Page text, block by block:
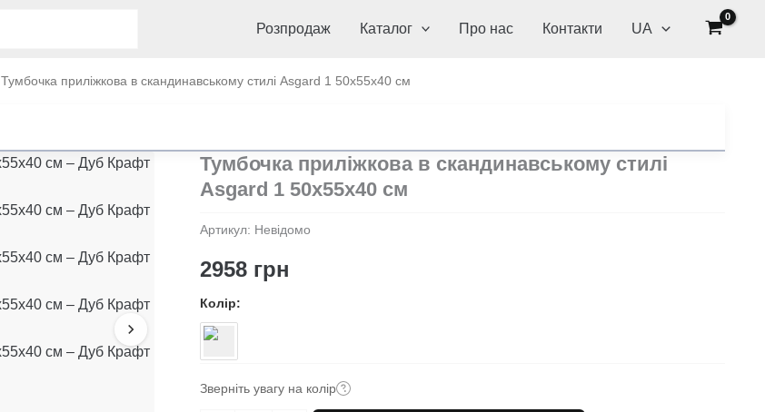
Розпродаж Каталог Про нас Контакти UA
Тумбочка приліжкова в скандинавському стилі Asgard 1 50x55x40 см
Тумбочка приліжкова в скандинавському стилі
Asgard 1 50x55x40 см
Артикул: Невідомо
2958 грн
Колір
Зверніть увагу на колір